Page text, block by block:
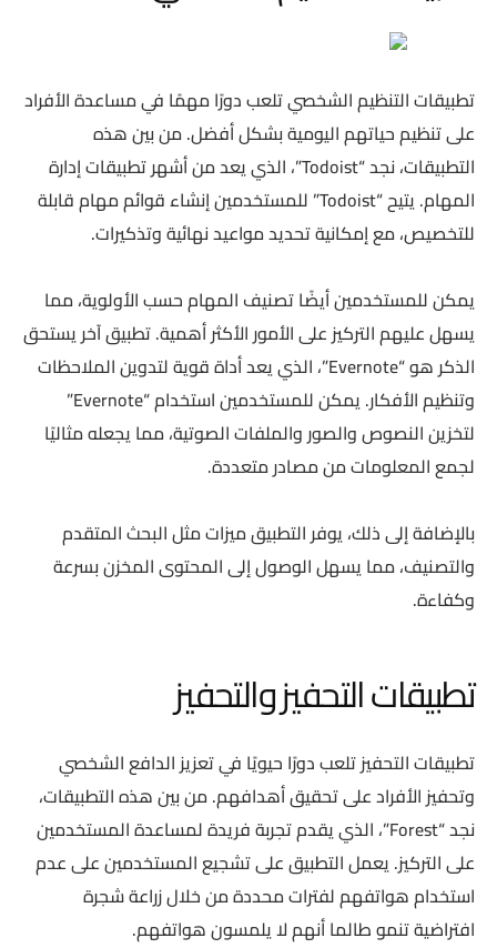
تطبيقات التنظيم الشخصي تلعب دورًا مهمًا في مساعدة الأفراد
على تنظيم حياتهم اليومية بشكل أفضل. من بين هذه
التطبيقات، نجد “Todoist”، الذي يعد من أشهر تطبيقات إدارة
المهام. يتيح “Todoist” للمستخدمين إنشاء قوائم مهام قابلة
للتخصيص، مع إمكانية تحديد مواعيد نهائية وتذكيرات.
يمكن للمستخدمين أيضًا تصنيف المهام حسب الأولوية، مما
يسهل عليهم التركيز على الأمور الأكثر أهمية. تطبيق آخر يستحق
الذكر هو “Evernote”، الذي يعد أداة قوية لتدوين الملاحظات
وتنظيم الأفكار. يمكن للمستخدمين استخدام “Evernote”
لتخزين النصوص والصور والملفات الصوتية، مما يجعله مثاليًا
لجمع المعلومات من مصادر متعددة.
بالإضافة إلى ذلك، يوفر التطبيق ميزات مثل البحث المتقدم
والتصنيف، مما يسهل الوصول إلى المحتوى المخزن بسرعة
وكفاءة.
تطبيقات التحفيز والتحفيز
تطبيقات التحفيز تلعب دورًا حيويًا في تعزيز الدافع الشخصي
وتحفيز الأفراد على تحقيق أهدافهم. من بين هذه التطبيقات،
نجد “Forest”، الذي يقدم تجربة فريدة لمساعدة المستخدمين
على التركيز. يعمل التطبيق على تشجيع المستخدمين على عدم
استخدام هواتفهم لفترات محددة من خلال زراعة شجرة
افتراضية تنمو طالما أنهم لا يلمسون هواتفهم.